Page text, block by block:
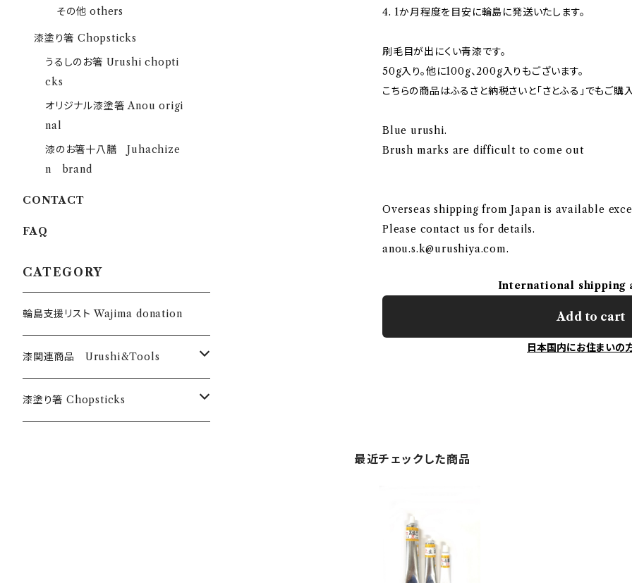
4. 1か月程度を目安に輪島に発送いたします。
刷毛目が出にくい青漆です。
50g入り。他に100g、200g入りもございます。
こちらの商品はふるさと納税さいと「さとふる」でもご購
Blue urushi.
Brush marks are difficult to come out
Overseas shipping from Japan is available
Please contact us for details.
anou.s.k@urushiya.com.
International shipping
Add to cart
日本国内にお住まいの
最近チェックした商品
その他 others
漆塗り箸 Chopsticks
うるしのお箸 Urushi chopti
cks
オリジナル漆塗箸 Anou origi
nal
漆のお箸十八膳 Juhachize
n brand
CONTACT
FAQ
CATEGORY
輪島支援リスト Wajima donation
漆関連商品 Urushi&Tools
漆 Urushi
漆塗り箸 Chopsticks